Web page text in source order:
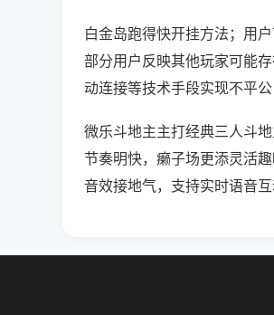
白金岛跑得快开挂方法；用户
部分用户反映其他玩家可能
动连接等技术手段实现不平公
微乐斗地主主打经典三人斗
节奏明快，癞子场更添灵活
音效接地气，支持实时语音